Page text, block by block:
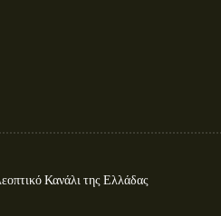
Κανάλι της Ελλάδας